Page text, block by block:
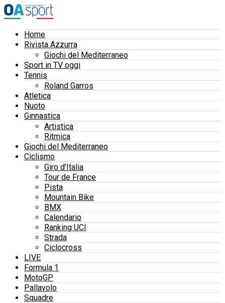
Home
Rivista Azzurra
Giochi del Mediterraneo
Sport in TV oggi
Tennis
Roland Garros
Atletica
Nuoto
Ginnastica
Artistica
Ritmica
Giochi del Mediterraneo
Ciclismo
Giro d’Italia
Tour de France
Pista
Mountain Bike
BMX
Calendario
Ranking UCI
Strada
Ciclocross
LIVE
Formula 1
MotoGP
Pallavolo
Squadre